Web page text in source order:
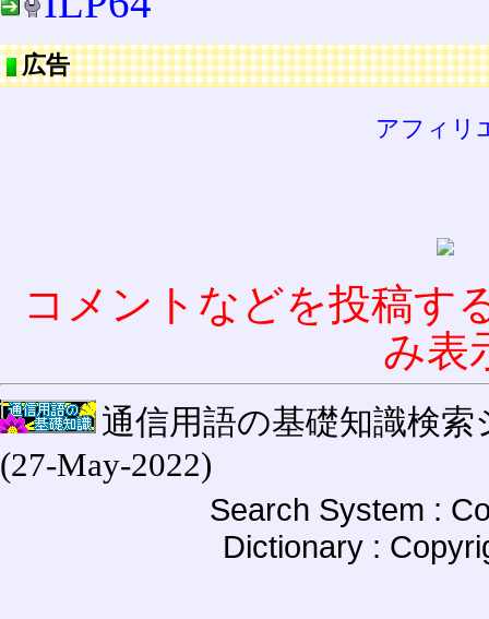
広告
アフィリ
コメントなどを投稿す
み表
通信用語の基礎知識検索
(27-May-2022)
Search System :
Dictionary :